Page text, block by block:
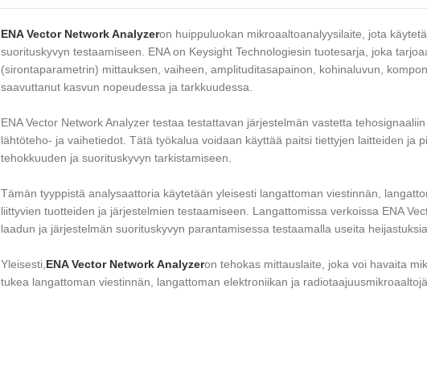
ENA Vector Network Analyzeron huippuluokan mikroaaltoanalyysilaite, jota
suorituskyvyn testaamiseen. ENA on Keysight Technologiesin tuotesarja, joka
(sirontaparametrin) mittauksen, vaiheen, amplituditasapainon, kohinaluvun,
saavuttanut kasvun nopeudessa ja tarkkuudessa.
ENA Vector Network Analyzer testaa testattavan järjestelmän vastetta
lähtöteho- ja vaihetiedot. Tätä työkalua voidaan käyttää paitsi tiettyjen laitteiden ja
tehokkuuden ja suorituskyvyn tarkistamiseen.
Tämän tyyppistä analysaattoria käytetään yleisesti langattoman viestinnän,
liittyvien tuotteiden ja järjestelmien testaamiseen. Langattomissa verkoissa ENA
laadun ja järjestelmän suorituskyvyn parantamisessa testaamalla useita
Yleisesti, ENA Vector Network Analyzeron tehokas mittauslaite, joka voi havaita
tukea langattoman viestinnän, langattoman elektroniikan ja